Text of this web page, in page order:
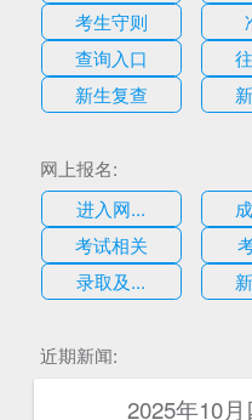
考生守则
查询入口
新生复查
网上报名:
进入网...
考试相关
录取及...
近期新闻:
2025年10